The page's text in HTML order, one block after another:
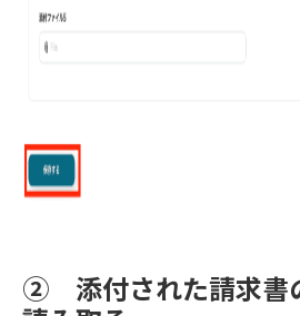
② 添付された請求書